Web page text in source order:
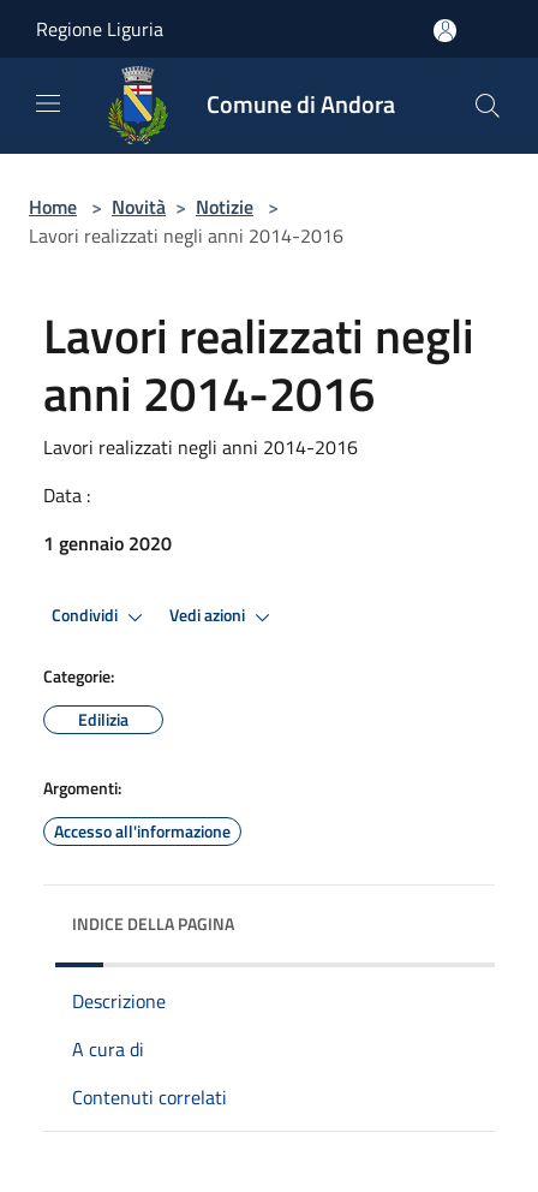
Regione Liguria
Comune di Andora
Home > Novità > Notizie >
Lavori realizzati negli anni 2014-2016
Lavori realizzati negli
anni 2014-2016
Lavori realizzati negli anni 2014-2016
Data :
1 gennaio 2020
Condividi Vedi azioni
Categorie:
Edilizia
Argomenti:
Accesso all'informazione
INDICE DELLA PAGINA
Descrizione
A cura di
Contenuti correlati